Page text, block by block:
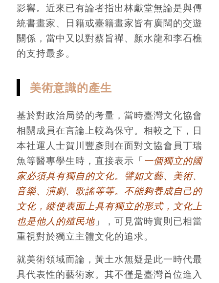
影響。近來已有論者指出林獻堂無論是與傳
統書畫家、日籍或臺籍畫家皆有廣闊的交遊
關係，當中又以對蔡旨禪、顏水龍和李石樵
的支持最多。
美術意識的產生
基於對政治局勢的考量，當時臺灣文化協會
相關成員在言論上較為保守。相較之下，日
本社運人士賀川豐彥則在面對文協會員丁瑞
魚等醫專學生時，直接表示「 一個獨立的國
家必須具有獨自的文化。譬如文藝、美術、
音樂、演劇、歌謠等等。不能夠養成自己的
文化，縱使表面上具有獨立的形式，文化上
也是他人的殖民地」，可見當時實則已相當
重視對於獨立主體文化的追求。
就美術領域而論，黃土水無疑是此一時代最
具代表性的藝術家。其不僅是臺灣首位進入